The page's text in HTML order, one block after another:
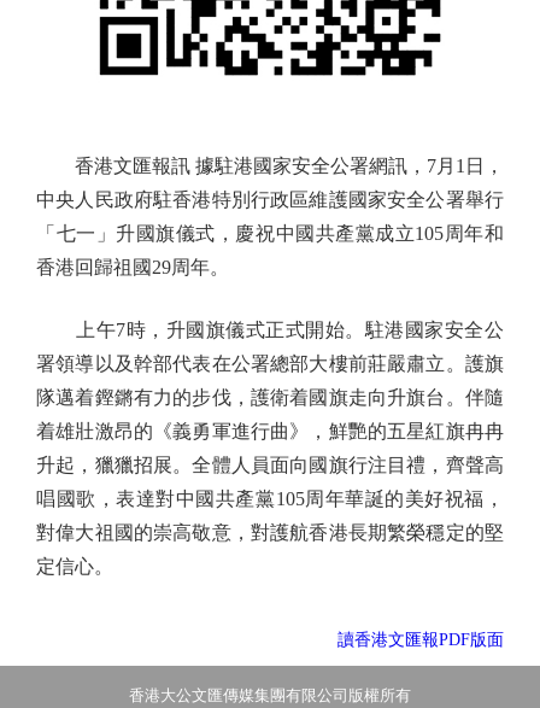
香港文匯報訊 據駐港國家安全公署網訊，7月1日，
中央人民政府駐香港特別行政區維護國家安全公署舉行
「七一」升國旗儀式，慶祝中國共產黨成立105周年和
香港回歸祖國29周年。
上午7時，升國旗儀式正式開始。駐港國家安全公
署領導以及幹部代表在公署總部大樓前莊嚴肅立。護旗
隊邁着鏗鏘有力的步伐，護衛着國旗走向升旗台。伴隨
着雄壯激昂的《義勇軍進行曲》，鮮艷的五星紅旗冉冉
升起，獵獵招展。全體人員面向國旗行注目禮，齊聲高
唱國歌，表達對中國共產黨105周年華誕的美好祝福，
對偉大祖國的崇高敬意，對護航香港長期繁榮穩定的堅
定信心。
讀香港文匯報PDF版面
香港大公文匯傳媒集團有限公司版權所有